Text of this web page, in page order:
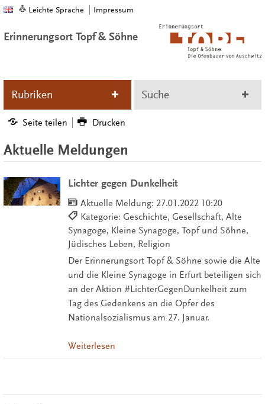
Leichte Sprache Impressum
Erinnerungsort Topf & Söhne
Rubriken Suche
Seite teilen Drucken
Aktuelle Meldungen
Lichter gegen Dunkelheit
Aktuelle Meldung: 27.01.2022 10:20
Kategorie: Geschichte, Gesellschaft, Alte
Synagoge, Kleine Synagoge, Topf und Söhne,
Jüdisches Leben, Religion
Der Erinnerungsort Topf & Söhne sowie die Alte
und die Kleine Synagoge in Erfurt beteiligen sich
an der Aktion #LichterGegenDunkelheit zum
Tag des Gedenkens an die Opfer des
Nationalsozialismus am 27. Januar.
Weiterlesen